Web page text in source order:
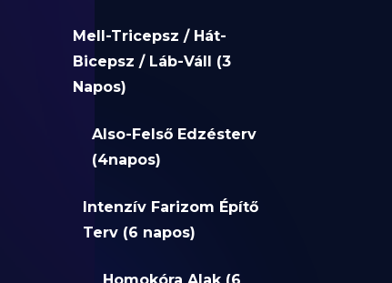
Mell-Tricepsz / Hát-
Bicepsz / Láb-Váll (3
Napos)
Also-Felső Edzésterv
(4napos)
Intenzív Farizom Építő
Terv (6 napos)